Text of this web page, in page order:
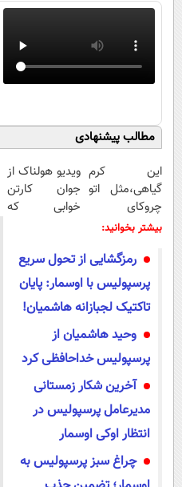
مطالب پیشنهادی
این کرم
گیاهی،مثل اتو
چروکای
پوستتوصاف
ویدیو هولناک از
جوان کارتن
خوابی که
بیشتر بخوانید:
رمزگشایی از تحول سریع
پرسپولیس با اوسمار: پایان
تاکتیک لجبازانه هاشمیان!
وحید هاشمیان از
پرسپولیس خداحافظی کرد
آخرین شکار زمستانی
مدیرعامل پرسپولیس در
انتظار اوکی اوسمار
چراغ سبز پرسپولیس به